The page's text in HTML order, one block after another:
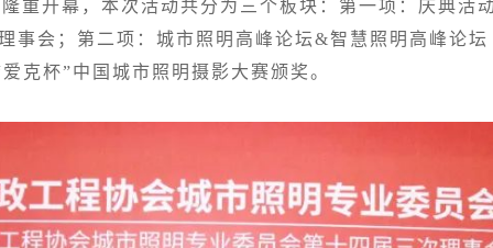
开幕，本次活动共分为三个板块：第一项：庆典活
事会；第二项：城市照明高峰论坛&智慧照明高峰论
克杯”中国城市照明摄影大赛颁奖。